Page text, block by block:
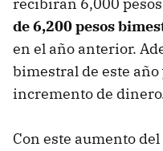
recibirán 6,000
de 6,200 pesos
en el año anterior.
bimestral de este
incremento de
Con este aumento